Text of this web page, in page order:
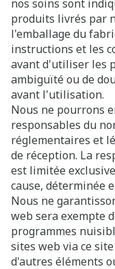
nos soins sont
produits livrés par
l'emballage du
instructions et les
avant d'utiliser les
ambiguïté ou de
avant l'utilisation.
Nous ne pourrons
responsables du
réglementaires et
de réception. La
est limitée
cause, déterminée
Nous ne
web sera exempte
programmes
sites web via ce
d'autres éléments